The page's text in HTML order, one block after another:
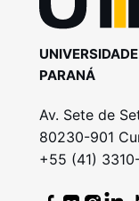
PARANÁ
Av. Sete de
80230-901
+55 (41)